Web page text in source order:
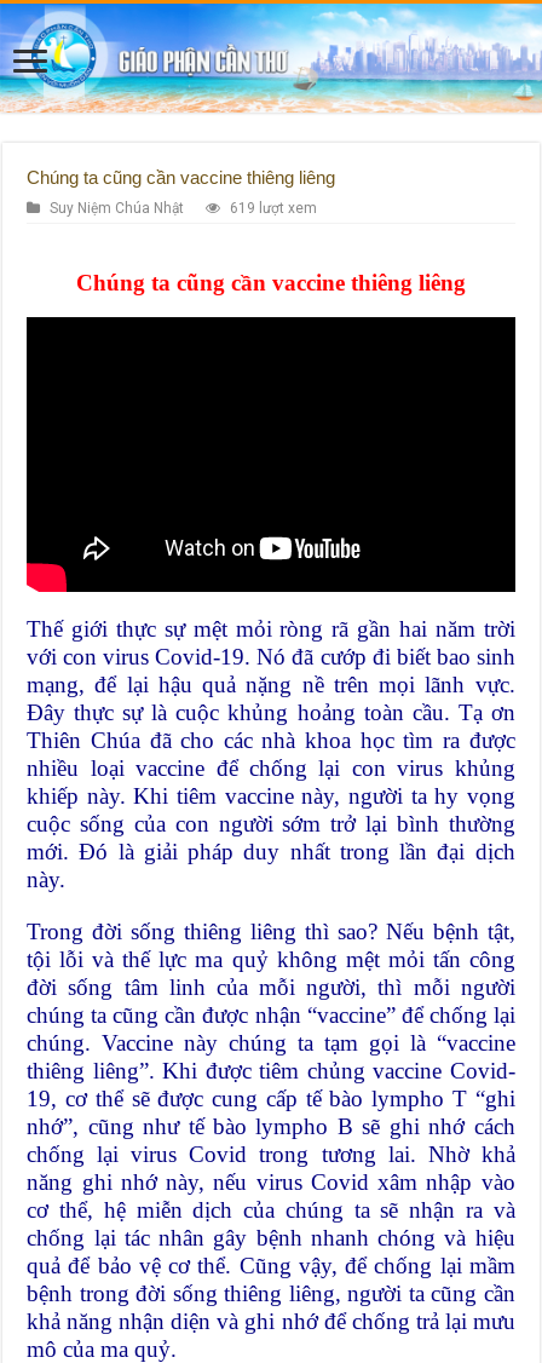
Chúng ta cũng cần vaccine thiêng liêng
Suy Niệm Chúa Nhật 619 lượt xem
Chúng ta cũng cần vaccine thiêng liêng
Thế giới thực sự mệt mỏi ròng rã gần hai năm trời
với con virus Covid-19. Nó đã cướp đi biết bao sinh
mạng, để lại hậu quả nặng nề trên mọi lãnh vực.
Đây thực sự là cuộc khủng hoảng toàn cầu. Tạ ơn
Thiên Chúa đã cho các nhà khoa học tìm ra được
nhiều loại vaccine để chống lại con virus khủng
khiếp này. Khi tiêm vaccine này, người ta hy vọng
cuộc sống của con người sớm trở lại bình thường
mới. Đó là giải pháp duy nhất trong lần đại dịch
này.
Trong đời sống thiêng liêng thì sao? Nếu bệnh tật,
tội lỗi và thế lực ma quỷ không mệt mỏi tấn công
đời sống tâm linh của mỗi người, thì mỗi người
chúng ta cũng cần được nhận “vaccine” để chống lại
chúng. Vaccine này chúng ta tạm gọi là “vaccine
thiêng liêng”. Khi được tiêm chủng vaccine Covid-
19, cơ thể sẽ được cung cấp tế bào lympho T “ghi
nhớ”, cũng như tế bào lympho B sẽ ghi nhớ cách
chống lại virus Covid trong tương lai. Nhờ khả
năng ghi nhớ này, nếu virus Covid xâm nhập vào
cơ thể, hệ miễn dịch của chúng ta sẽ nhận ra và
chống lại tác nhân gây bệnh nhanh chóng và hiệu
quả để bảo vệ cơ thể. Cũng vậy, để chống lại mầm
bệnh trong đời sống thiêng liêng, người ta cũng cần
khả năng nhận diện và ghi nhớ để chống trả lại mưu
mô của ma quỷ.